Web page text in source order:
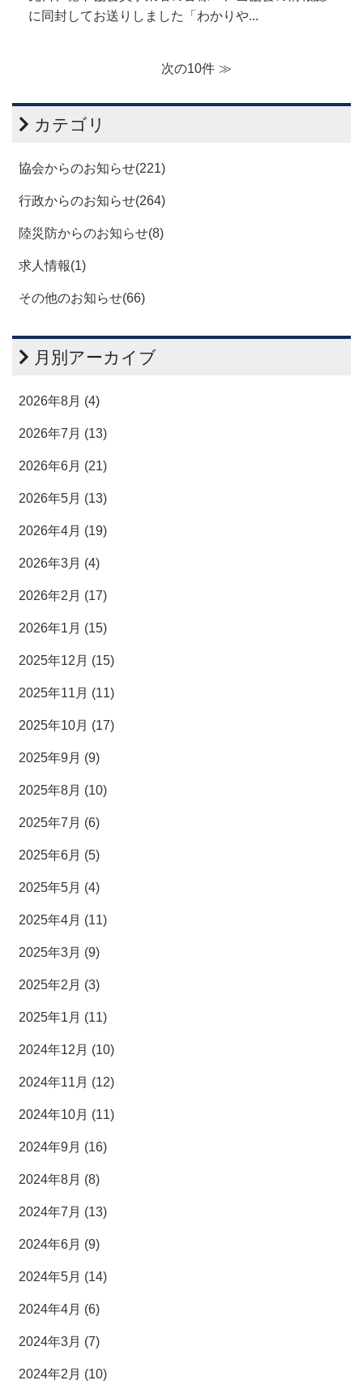
に同封してお送りしました「わかりや...
次の10件
カテゴリ
協会からのお知らせ(221)
行政からのお知らせ(264)
陸災防からのお知らせ(8)
求人情報(1)
その他のお知らせ(66)
月別アーカイブ
2026年8月 (4)
2026年7月 (13)
2026年6月 (21)
2026年5月 (13)
2026年4月 (19)
2026年3月 (4)
2026年2月 (17)
2026年1月 (15)
2025年12月 (15)
2025年11月 (11)
2025年10月 (17)
2025年9月 (9)
2025年8月 (10)
2025年7月 (6)
2025年6月 (5)
2025年5月 (4)
2025年4月 (11)
2025年3月 (9)
2025年2月 (3)
2025年1月 (11)
2024年12月 (10)
2024年11月 (12)
2024年10月 (11)
2024年9月 (16)
2024年8月 (8)
2024年7月 (13)
2024年6月 (9)
2024年5月 (14)
2024年4月 (6)
2024年3月 (7)
2024年2月 (10)